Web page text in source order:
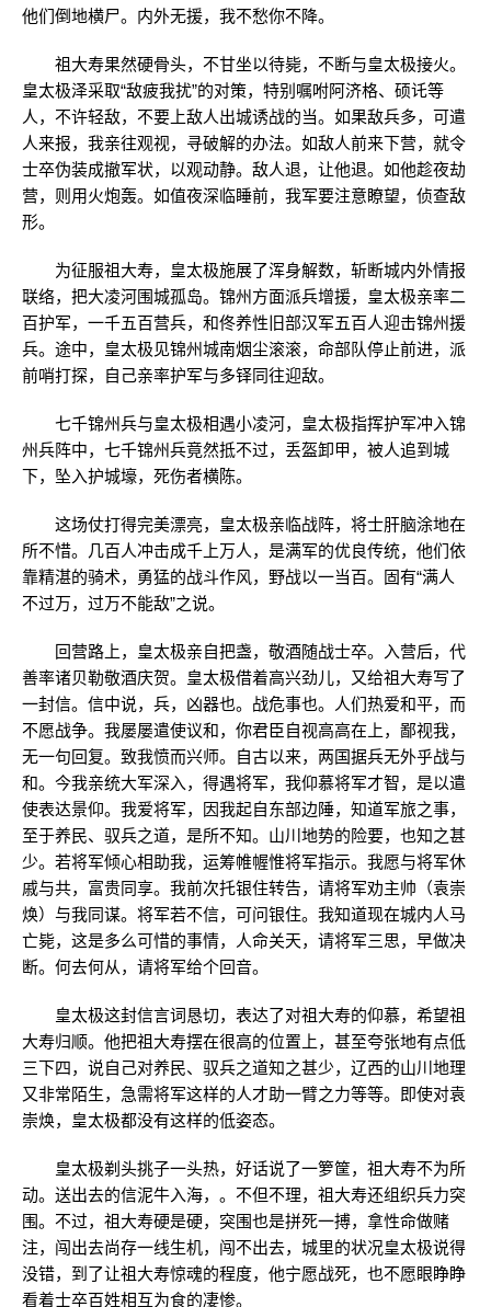
他们倒地横尸。内外无援，我不愁你不降。
祖大寿果然硬骨头，不甘坐以待毙，不断与皇太极接火。
皇太极泽采取“敌疲我扰”的对策，特别嘱咐阿济格、硕讬等
人，不许轻敌，不要上敌人出城诱战的当。如果敌兵多，可遣
人来报，我亲往观视，寻破解的办法。如敌人前来下营，就令
士卒伪装成撤军状，以观动静。敌人退，让他退。如他趁夜劫
营，则用火炮轰。如值夜深临睡前，我军要注意瞭望，侦查敌
形。
为征服祖大寿，皇太极施展了浑身解数，斩断城内外情报
联络，把大凌河围城孤岛。锦州方面派兵增援，皇太极亲率二
百护军，一千五百营兵，和佟养性旧部汉军五百人迎击锦州援
兵。途中，皇太极见锦州城南烟尘滚滚，命部队停止前进，派
前哨打探，自己亲率护军与多铎同往迎敌。
七千锦州兵与皇太极相遇小凌河，皇太极指挥护军冲入锦
州兵阵中，七千锦州兵竟然抵不过，丢盔卸甲，被人追到城
下，坠入护城壕，死伤者横陈。
这场仗打得完美漂亮，皇太极亲临战阵，将士肝脑涂地在
所不惜。几百人冲击成千上万人，是满军的优良传统，他们依
靠精湛的骑术，勇猛的战斗作风，野战以一当百。固有“满人
不过万，过万不能敌”之说。
回营路上，皇太极亲自把盏，敬酒随战士卒。入营后，代
善率诸贝勒敬酒庆贺。皇太极借着高兴劲儿，又给祖大寿写了
一封信。信中说，兵，凶器也。战危事也。人们热爱和平，而
不愿战争。我屡屡遣使议和，你君臣自视高高在上，鄙视我，
无一句回复。致我愤而兴师。自古以来，两国据兵无外乎战与
和。今我亲统大军深入，得遇将军，我仰慕将军才智，是以遣
使表达景仰。我爱将军，因我起自东部边陲，知道军旅之事，
至于养民、驭兵之道，是所不知。山川地势的险要，也知之甚
少。若将军倾心相助我，运筹帷幄惟将军指示。我愿与将军休
戚与共，富贵同享。我前次托银住转告，请将军劝主帅（袁崇
焕）与我同谋。将军若不信，可问银住。我知道现在城内人马
亡毙，这是多么可惜的事情，人命关天，请将军三思，早做决
断。何去何从，请将军给个回音。
皇太极这封信言词恳切，表达了对祖大寿的仰慕，希望祖
大寿归顺。他把祖大寿摆在很高的位置上，甚至夸张地有点低
三下四，说自己对养民、驭兵之道知之甚少，辽西的山川地理
又非常陌生，急需将军这样的人才助一臂之力等等。即使对袁
崇焕，皇太极都没有这样的低姿态。
皇太极剃头挑子一头热，好话说了一箩筐，祖大寿不为所
动。送出去的信泥牛入海，。不但不理，祖大寿还组织兵力突
围。不过，祖大寿硬是硬，突围也是拼死一搏，拿性命做赌
注，闯出去尚存一线生机，闯不出去，城里的状况皇太极说得
没错，到了让祖大寿惊魂的程度，他宁愿战死，也不愿眼睁睁
看着士卒百姓相互为食的凄惨。